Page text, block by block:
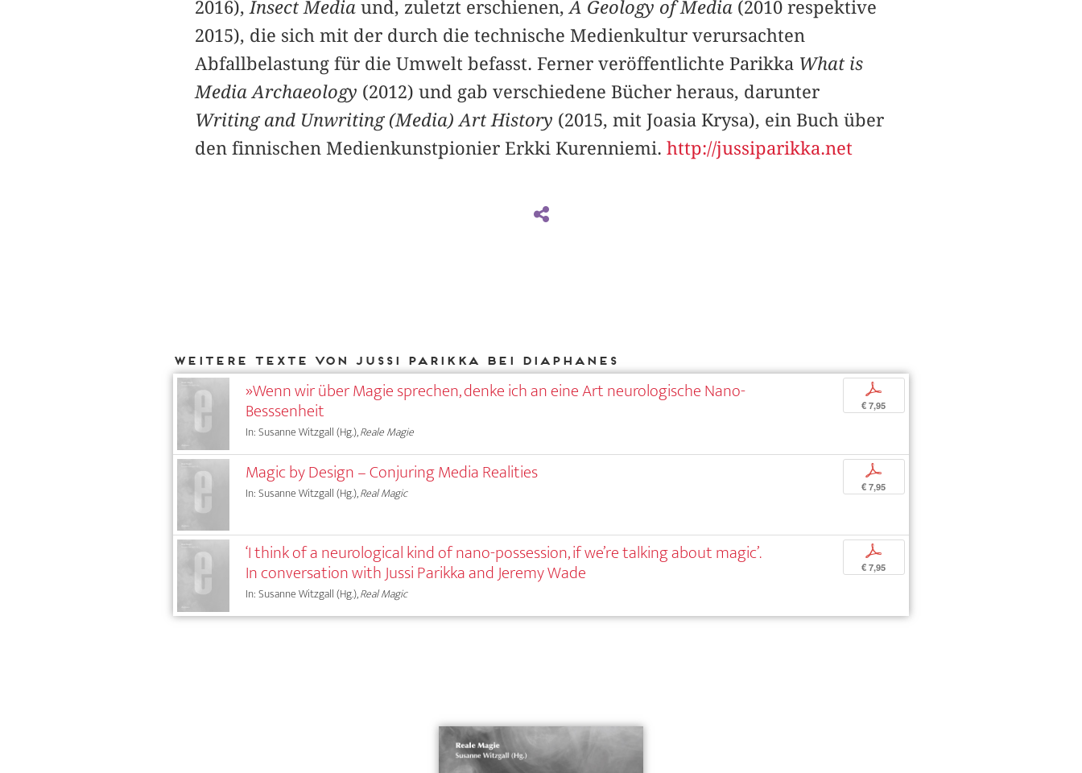
2016), Insect Media und, zuletzt erschienen, A Geology of Media(2010 respektive
2015), die sich mit der durch die technische Medienkultur verursachten
Abfallbelastung für die Umwelt befasst. Ferner veröffentlichte Parikka What is
Media Archaeology (2012) und gab verschiedene Bücher heraus, darunter
Writing and Unwriting (Media) Art History (2015, mit Joasia Krysa), ein Buch über
den finnischen Medienkunstpionier Erkki Kurenniemi. http://jussiparikka.net
Weitere Texte von Jussi Parikka bei DIAPHANES
»Wenn wir über Magie sprechen, denke ich an eine Art neurologische Nano-
Besssenheit
In: Susanne Witzgall (Hg.),Reale Magie
p
€ 7,95
Magic by Design – Conjuring Media Realities
In: Susanne Witzgall (Hg.),Real Magic
p
€ 7,95
‘I think of a neurological kind of nano-possession, if we’re talking about magic’.
In conversation with Jussi Parikka and Jeremy Wade
In: Susanne Witzgall (Hg.),Real Magic
p
€ 7,95